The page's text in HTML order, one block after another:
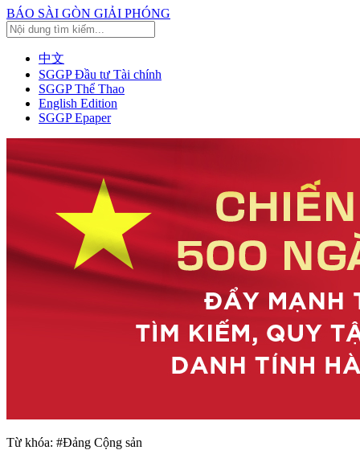
BÁO SÀI GÒN GIẢI PHÓNG
中文
SGGP Đầu tư Tài chính
SGGP Thể Thao
English Edition
SGGP Epaper
Từ khóa: #Đảng Cộng sản